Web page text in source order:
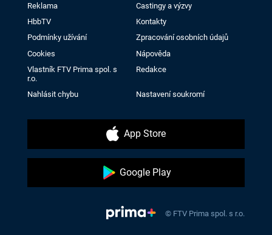
Reklama
Castingy a výzvy
HbbTV
Kontakty
Podmínky užívání
Zpracování osobních údajů
Cookies
Nápověda
Vlastník FTV Prima spol. s
r.o.
Redakce
Nahlásit chybu Nastavení soukromí
App Store
Google Play
© FTV Prima spol. s r.o.